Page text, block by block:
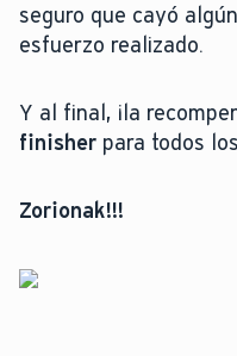
seguro que cayó
esfuerzo realizado.
Y al final, ¡la
finisher para todos
Zorionak!!!